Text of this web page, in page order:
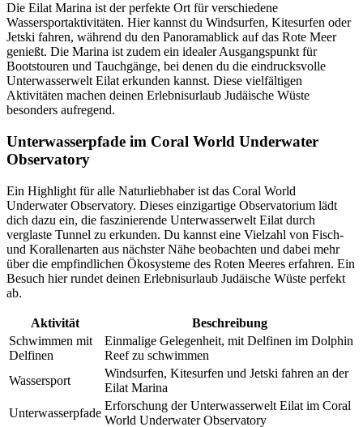
Die Eilat Marina ist der perfekte Ort für verschiedene
Wassersportaktivitäten. Hier kannst du Windsurfen, Kitesurfen oder
Jetski fahren, während du den Panoramablick auf das Rote Meer
genießt. Die Marina ist zudem ein idealer Ausgangspunkt für
Bootstouren und Tauchgänge, bei denen du die eindrucksvolle
Unterwasserwelt Eilat erkunden kannst. Diese vielfältigen
Aktivitäten machen deinen Erlebnisurlaub Judäische Wüste
besonders aufregend.
Unterwasserpfade im Coral World Underwater
Observatory
Ein Highlight für alle Naturliebhaber ist das Coral World
Underwater Observatory. Dieses einzigartige Observatorium lädt
dich dazu ein, die faszinierende Unterwasserwelt Eilat durch
verglaste Tunnel zu erkunden. Du kannst eine Vielzahl von Fisch-
und Korallenarten aus nächster Nähe beobachten und dabei mehr
über die empfindlichen Ökosysteme des Roten Meeres erfahren. Ein
Besuch hier rundet deinen Erlebnisurlaub Judäische Wüste perfekt
ab.
Aktivität
Beschreibung
Schwimmen mit
Delfinen
Einmalige Gelegenheit, mit Delfinen im Dolphin
Reef zu schwimmen
Wassersport
Windsurfen, Kitesurfen und Jetski fahren an der
Eilat Marina
Unterwasserpfade
Erforschung der Unterwasserwelt Eilat im Coral
World Underwater Observatory